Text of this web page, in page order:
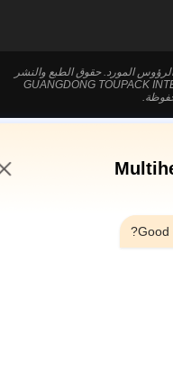
المورد. حقوق الطبع والنشر
© 2020-2026 GUANGDONG